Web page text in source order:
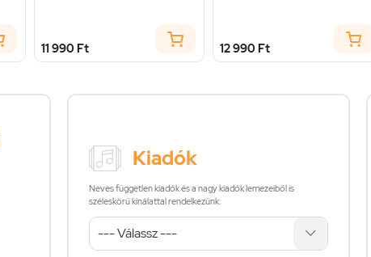
11 990 Ft 12 990 Ft
Kiadók
Neves független kiadók és a nagy kiadók lemezeiből is
széleskörű kínálattal rendelkezünk: